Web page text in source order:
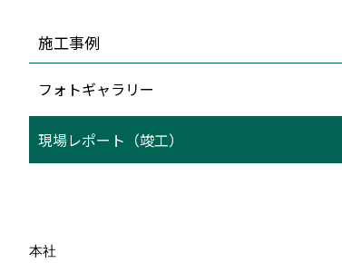
施工事例
フォトギャラリー
現場レポート（竣工）
本社